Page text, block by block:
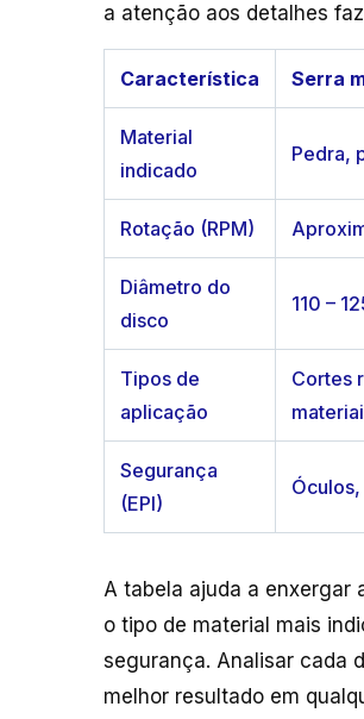
a atenção aos detalhes
Característica Serra
Material
indicado
Pedra,
Rotação (RPM)
Diâmetro do
disco
110 –
Tipos de
aplicação
Cortes
Segurança
(EPI)
A tabela ajuda a enxergar
o tipo de material mais
segurança. Analisar cada
melhor resultado em